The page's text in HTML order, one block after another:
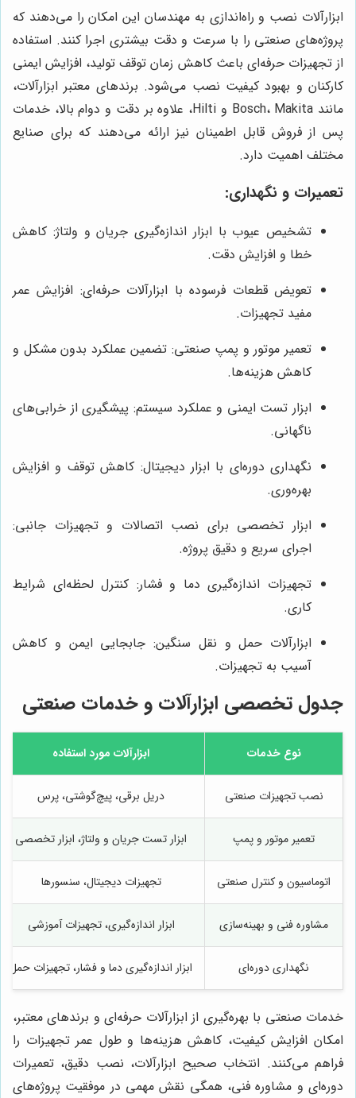
ابزارآلات نصب و راه‌اندازی به مهندسان این امکان را می‌دهند که
پروژه‌های صنعتی را با سرعت و دقت بیشتری اجرا کنند. استفاده
از تجهیزات حرفه‌ای باعث کاهش زمان توقف تولید، افزایش ایمنی
کارکنان و بهبود کیفیت نصب می‌شود. برندهای معتبر ابزارآلات،
مانند Bosch، Makita و Hilti، علاوه بر دقت و دوام بالا، خدمات
پس از فروش قابل اطمینان نیز ارائه می‌دهند که برای صنایع
مختلف اهمیت دارد.
تعمیرات و نگهداری:
تشخیص عیوب با ابزار اندازه‌گیری جریان و ولتاژ: کاهش
خطا و افزایش دقت.
تعویض قطعات فرسوده با ابزارآلات حرفه‌ای: افزایش عمر
مفید تجهیزات.
تعمیر موتور و پمپ صنعتی: تضمین عملکرد بدون مشکل و
کاهش هزینه‌ها.
ابزار تست ایمنی و عملکرد سیستم: پیشگیری از خرابی‌های
ناگهانی.
نگهداری دوره‌ای با ابزار دیجیتال: کاهش توقف و افزایش
بهره‌وری.
ابزار تخصصی برای نصب اتصالات و تجهیزات جانبی:
اجرای سریع و دقیق پروژه.
تجهیزات اندازه‌گیری دما و فشار: کنترل لحظه‌ای شرایط
کاری.
ابزارآلات حمل و نقل سنگین: جابجایی ایمن و کاهش
آسیب به تجهیزات.
جدول تخصصی ابزارآلات و خدمات صنعتی
نوع خدمات ابزارآلات مورد استفاده
نصب تجهیزات صنعتی دریل برقی، پیچ‌گوشتی، پرس
تعمیر موتور و پمپ ابزار تست جریان و ولتاژ، ابزار تخصصی
اتوماسیون و کنترل صنعتی تجهیزات دیجیتال، سنسورها
مشاوره فنی و بهینه‌سازی ابزار اندازه‌گیری، تجهیزات آموزشی
نگهداری دوره‌ای ابزار اندازه‌گیری دما و فشار، تجهیزات حمل
خدمات صنعتی با بهره‌گیری از ابزارآلات حرفه‌ای و برندهای معتبر،
امکان افزایش کیفیت، کاهش هزینه‌ها و طول عمر تجهیزات را
فراهم می‌کنند. انتخاب صحیح ابزارآلات، نصب دقیق، تعمیرات
دوره‌ای و مشاوره فنی، همگی نقش مهمی در موفقیت پروژه‌های